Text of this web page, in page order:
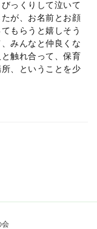
っくりして泣いて
が、お名前とお顔
もらうと嬉しそう
みんなと仲良くな
触れ合って、保育
、ということを少
会